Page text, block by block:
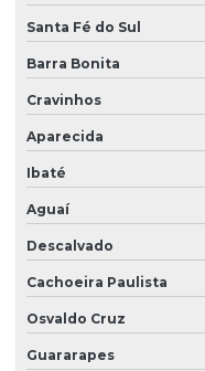
Orçamento de limpeza de
Orçamento de limpeza de
Patrimonial zeladoria
Portaria de condomínio
Portaria eletrônica
Portaria eletrônica
Portaria remota preço
Santa Fé do Sul
Barra Bonita
Cravinhos
Aparecida
Ibaté
Aguaí
Descalvado
Cachoeira Paulista
Osvaldo Cruz
Guararapes